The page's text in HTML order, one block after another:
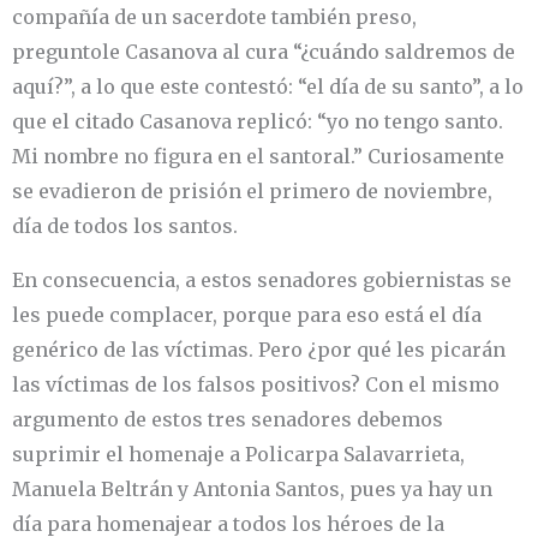
compañía de un sacerdote también preso,
preguntole Casanova al cura “¿cuándo saldremos de
aquí?”, a lo que este contestó: “el día de su santo”, a lo
que el citado Casanova replicó: “yo no tengo santo.
Mi nombre no figura en el santoral.” Curiosamente
se evadieron de prisión el primero de noviembre,
día de todos los santos.
En consecuencia, a estos senadores gobiernistas se
les puede complacer, porque para eso está el día
genérico de las víctimas. Pero ¿por qué les picarán
las víctimas de los falsos positivos? Con el mismo
argumento de estos tres senadores debemos
suprimir el homenaje a Policarpa Salavarrieta,
Manuela Beltrán y Antonia Santos, pues ya hay un
día para homenajear a todos los héroes de la